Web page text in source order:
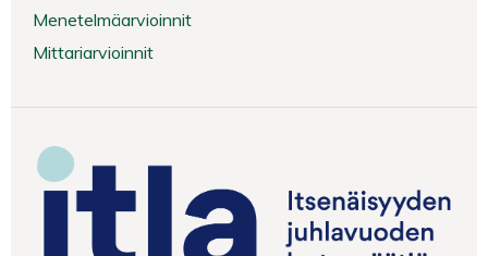
Menetelmäarvioinnit
Mittariarvioinnit